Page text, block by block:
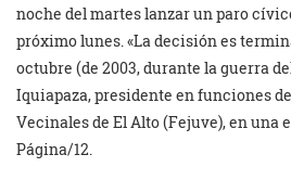
noche del martes lanzar un paro
próximo lunes. «La decisión es
octubre (de 2003, durante la guerra
Iquiapaza, presidente en funciones
Vecinales de El Alto (Fejuve), en una
Página/12.